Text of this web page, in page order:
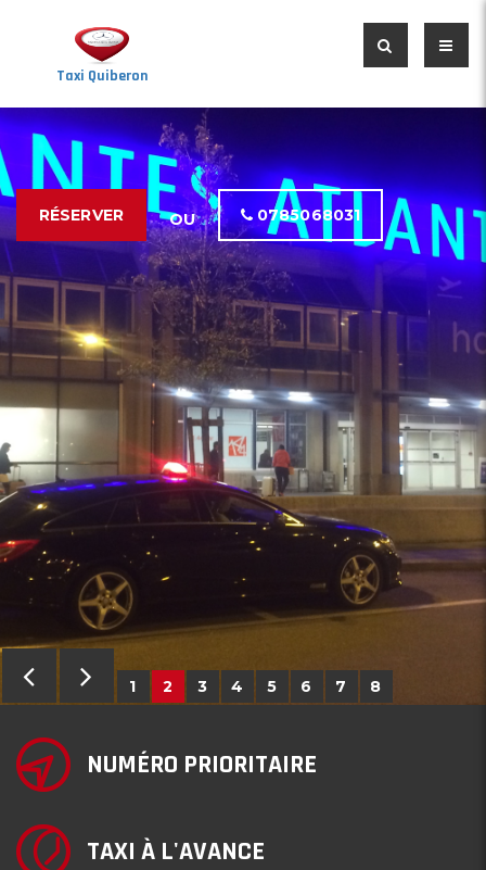
Taxi Quiberon
RÉSERVER OU 0785068031
1 2 3 4 5 6 7 8
NUMÉRO PRIORITAIRE
TAXI À L'AVANCE